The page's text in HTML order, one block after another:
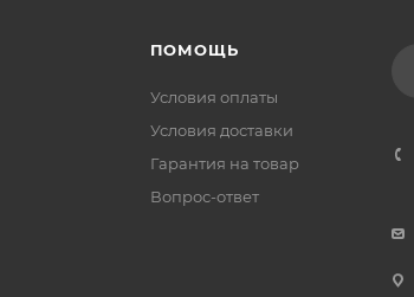
ПОМОЩЬ
Условия оплаты
Условия доставки
Гарантия на товар
Вопрос-ответ